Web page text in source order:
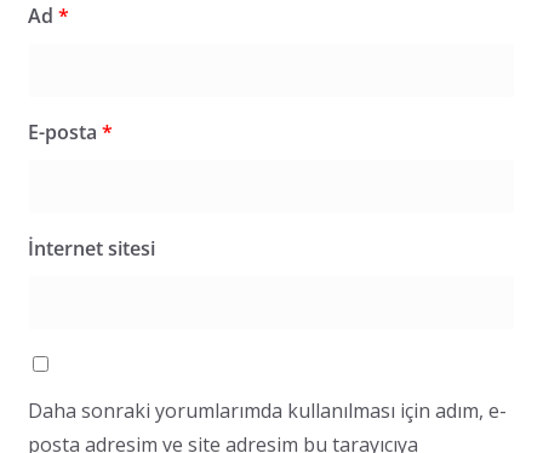
Ad *
E-posta *
İnternet sitesi
Daha sonraki yorumlarımda kullanılması için adım, e-
posta adresim ve site adresim bu tarayıcıya